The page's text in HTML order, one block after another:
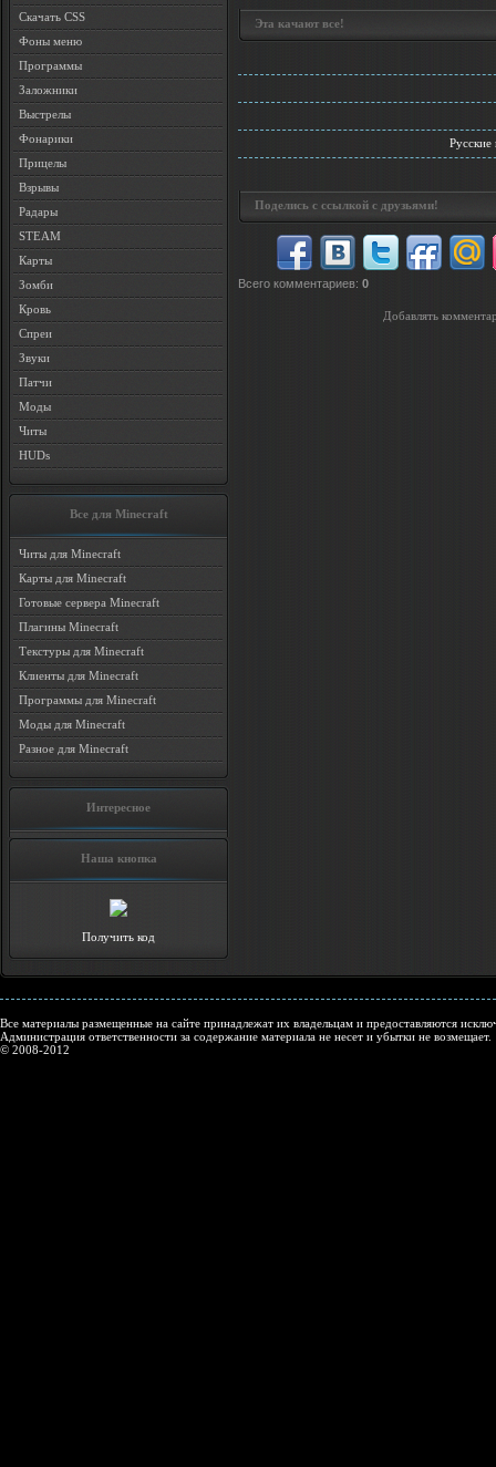
Скачать CSS
Фоны меню
Программы
Заложники
Выстрелы
Фонарики
Прицелы
Взрывы
Радары
STEAM
Карты
Зомби
Кровь
Спреи
Звуки
Патчи
Моды
Читы
HUDs
Все для Minecraft
Читы для Minecraft
Карты для Minecraft
Готовые сервера Minecraft
Плагины Minecraft
Текстуры для Minecraft
Клиенты для Minecraft
Программы для Minecraft
Моды для Minecraft
Разное для Minecraft
Интересное
Наша кнопка
Получить код
Эта качают все!
Поделись с ссылкой с друзьями!
Всего комментариев: 0
Добавлять
Все материалы размещенные на сайте принадлежат их владельцам и предоставляются
Администрация ответственности за содержание материала не несет и убытки не возмещает.
© 2008-2012